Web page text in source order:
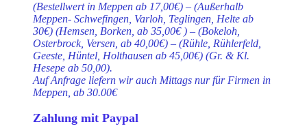
(Bestellwert in Meppen ab 17,00€) – (Außerhalb
Meppen- Schwefingen, Varloh, Teglingen, Helte ab
30€) (Hemsen, Borken, ab 35,00€ ) – (Bokeloh,
Osterbrock, Versen, ab 40,00€) – (Rühle, Rühlerfeld,
Geeste, Hüntel, Holthausen ab 45,00€) (Gr. & Kl.
Hesepe ab 50,00).
Auf Anfrage liefern wir auch Mittags nur für Firmen in
Meppen, ab 30.00€
Zahlung mit Paypal